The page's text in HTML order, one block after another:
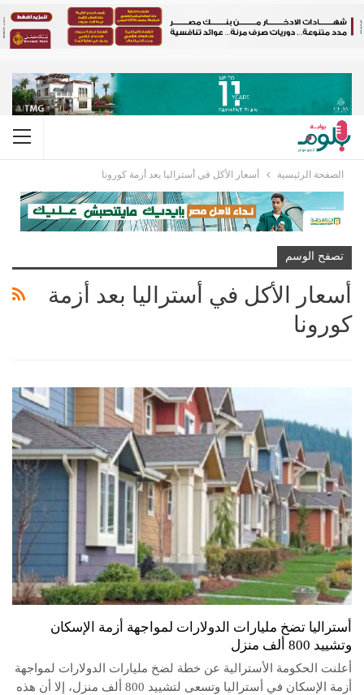
الصفحة الرئيسية أسعار الأكل في أستراليا بعد أزمة كورونا
تصفح الوسم
أسعار الأكل في أستراليا بعد أزمة
كورونا
أستراليا تضخ مليارات الدولارات لمواجهة أزمة الإسكان
وتشييد 800 ألف منزل
أعلنت الحكومة الأسترالية عن خطة لضخ مليارات الدولارات لمواجهة
أزمة الإسكان في أستراليا وتسعى لتشييد 800 ألف منزل، إلا أن هذه